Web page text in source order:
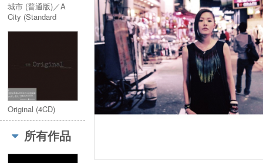
城市 (普通版)／A
City (Standard
Original (4CD)
所有作品